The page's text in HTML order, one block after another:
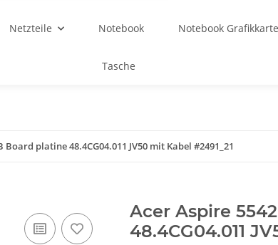
Netzteile Notebook Notebook
Tasche
Board platine 48.4CG04.011 JV50 mit Kabel #2491_21
Acer Aspire
48.4CG04.011